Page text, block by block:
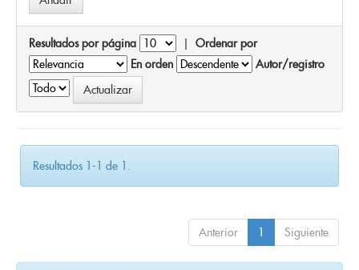
Resultados por página | Ordenar por
En orden
Autor/registro
Resultados 1-1 de 1.
Anterior 1 Siguiente